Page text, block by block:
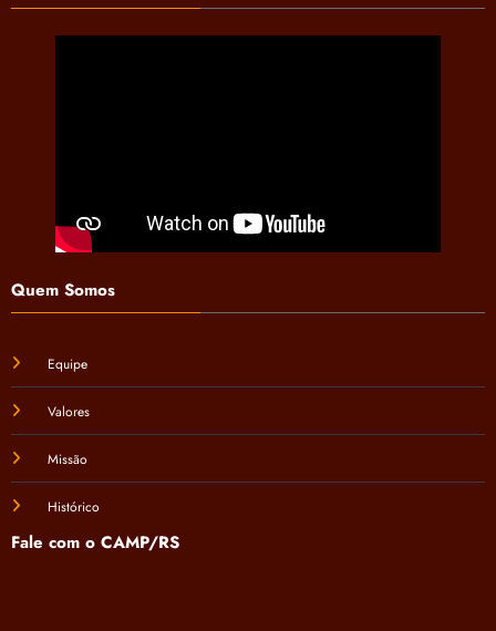
Quem Somos
Equipe
Valores
Missão
Histórico
Fale com o CAMP/RS